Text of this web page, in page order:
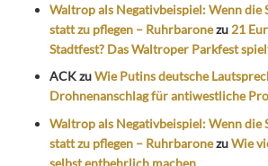
Waltrop als Negativbeispiel: Wenn die
statt zu pflegen – Ruhrbaronezu 21
Stadtfest? Das Waltroper Parkfest
ACKzuWie Putins deutsche
Drohnenanschlag für antiwestliche
Waltrop als Negativbeispiel: Wenn die
statt zu pflegen – RuhrbaronezuWie